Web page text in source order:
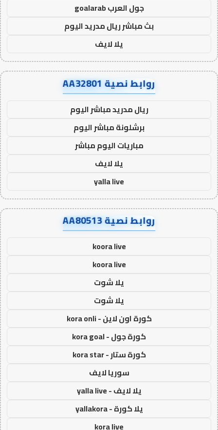
جول العرب goalarab
بث مباشر ريال مدريد اليوم
يلا لايف
روابط نصية AA32801
ريال مدريد مباشر اليوم
برشلونة مباشر اليوم
مباريات اليوم مباشر
يلا لايف
yalla live
روابط نصية AA80513
koora live
koora live
يلا شوت
يلا شوت
كورة اون لاين - kora onli
كورة جول - kora goal
كورة ستار - kora star
سوريا لايف
يلا لايف - yalla live
يلا كورة - yallakora
kora live